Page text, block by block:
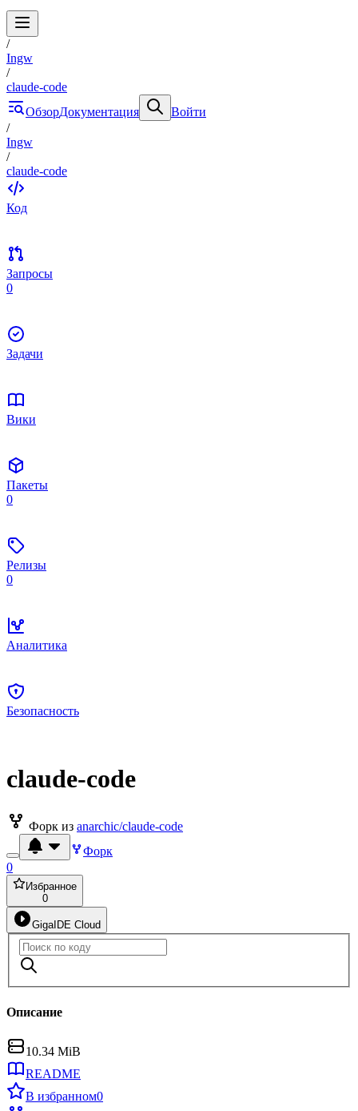
/
Ingw
/
claude-code
ОбзорДокументация
Войти
/
Ingw
/
claude-code
Код
Запросы
0
Задачи
Вики
Пакеты
0
Релизы
0
Аналитика
Безопасность
claude-code
Форк из anarchic/claude-code
Форк
0
Избранное
0
GigaIDE Cloud
Описание
10.34 MiB
README
В избранном0